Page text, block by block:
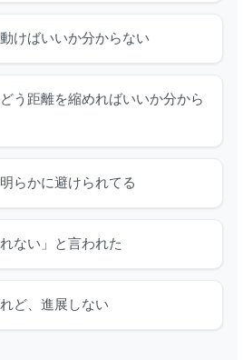
けばいいか分からない
う距離を縮めればいいか分から
らかに避けられてる
ない」と言われた
ど、進展しない